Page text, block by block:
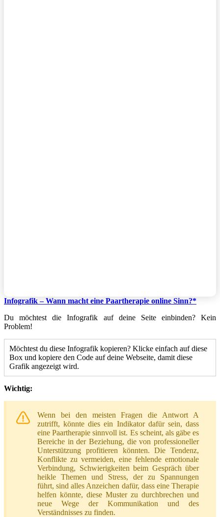
Infografik – Wann macht eine Paartherapie online Sinn?*
Du möchtest die Infografik auf deine Seite einbinden? Kein
Problem!
Möchtest du diese Infografik kopieren? Klicke einfach auf diese
Box und kopiere den Code auf deine Webseite, damit diese
Grafik angezeigt wird.
Wichtig:
Wenn bei den meisten Fragen die Antwort A
zutrifft, könnte dies ein Indikator dafür sein, dass
eine Paartherapie sinnvoll ist. Es scheint, als gäbe es
Bereiche in der Beziehung, die von professioneller
Unterstützung profitieren könnten. Die Tendenz,
Konflikte zu vermeiden, eine fehlende emotionale
Verbindung, Schwierigkeiten beim Gespräch über
heikle Themen und Stress, der zu Spannungen
führt, sind alles Anzeichen dafür, dass eine Therapie
helfen könnte, diese Muster zu durchbrechen und
neue Wege der Kommunikation und des
Verständnisses zu finden.